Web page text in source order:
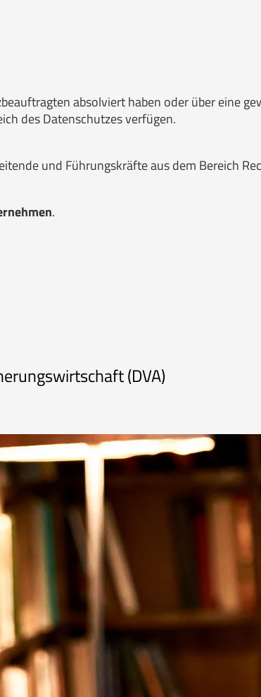
absolviert haben oder über eine
des Datenschutzes verfügen.
und Führungskräfte aus dem Bereich
.
(DVA)